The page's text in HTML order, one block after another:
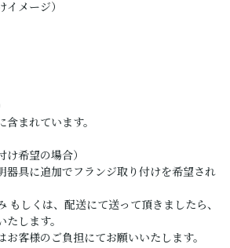
メージ）
含まれています。
け希望の場合）
器具に追加でフランジ取り付けを希望され
しくは、配送にて送って頂きましたら、
します。
客様のご負担にてお願いいたします。